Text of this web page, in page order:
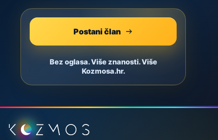
Postani član
Bez oglasa. Više znanosti. Više
Kozmosa.hr.
Podnožje stranice